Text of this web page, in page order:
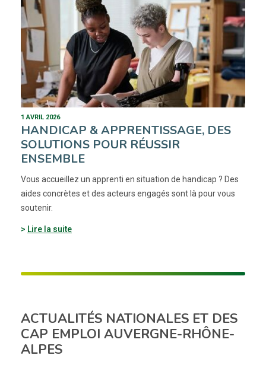
1 AVRIL 2026
HANDICAP & APPRENTISSAGE, DES
SOLUTIONS POUR RÉUSSIR
ENSEMBLE
Vous accueillez un apprenti en situation de handicap ? Des
aides concrètes et des acteurs engagés sont là pour vous
soutenir.
Lire la suite
ACTUALITÉS NATIONALES ET DES
CAP EMPLOI AUVERGNE-RHÔNE-
ALPES